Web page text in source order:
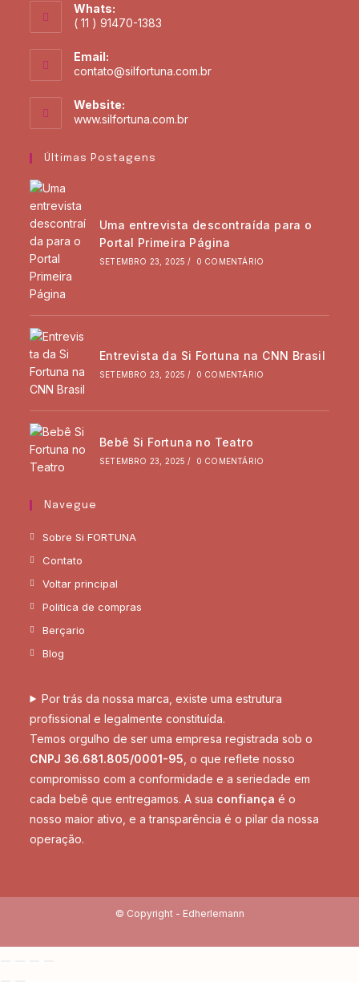
Whats:
( 11 ) 91470-1383
Email:
contato@silfortuna.com.br
Website:
www.silfortuna.com.br
Últimas Postagens
Uma entrevista descontraída para o
Portal Primeira Página
SETEMBRO 23, 2025 / 0 COMENTÁRIO
Entrevista da Si Fortuna na CNN Brasil
SETEMBRO 23, 2025 / 0 COMENTÁRIO
Bebê Si Fortuna no Teatro
SETEMBRO 23, 2025 / 0 COMENTÁRIO
Navegue
Sobre Si FORTUNA
Contato
Voltar principal
Politica de compras
Berçario
Blog
Por trás da nossa marca, existe uma estrutura
profissional e legalmente constituída.
Temos orgulho de ser uma empresa registrada sob o
CNPJ 36.681.805/0001-95 , o que reflete nosso
compromisso com a conformidade e a seriedade em
cada bebê que entregamos. A sua confiança é o
nosso maior ativo, e a transparência é o pilar da nossa
operação.
© Copyright - Edherlemann